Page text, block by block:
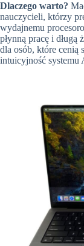
Dlaczego warto?
nauczycieli, którzy
wydajnemu
płynną pracę i
dla osób, które cenią
intuicyjność systemu